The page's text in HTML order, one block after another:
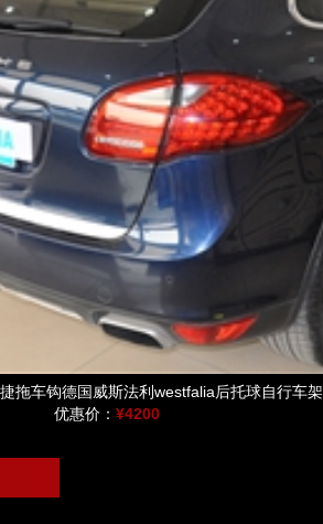
拖车钩德国威斯法利westfalia后托球自行车架
优惠价：¥4200